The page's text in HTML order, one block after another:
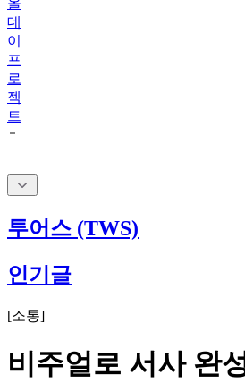
이
프
로
젝
트
투어스 (TWS)
인기글
[소통]
비주얼로 서사 완